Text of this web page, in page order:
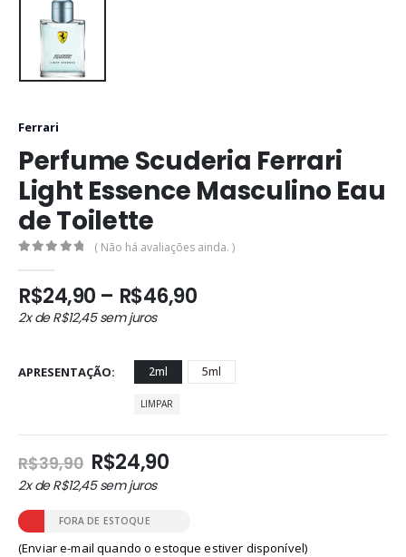
Ferrari
Perfume Scuderia Ferrari
Light Essence Masculino Eau
de Toilette
( Não há avaliações ainda. )
R$24,90 – R$46,90Faixa
R$24,90
através
2x deR$12,45sem juros
APRESENTAÇÃO 2ml 5ml
LIMPAR
R$39,90 O
preço
original
era:
R$39,90.
R$24,90O
R$24,90.
2x deR$12,45sem juros
FORA DE ESTOQUE
(Enviar e-mail quando o estoque estiver disponível)